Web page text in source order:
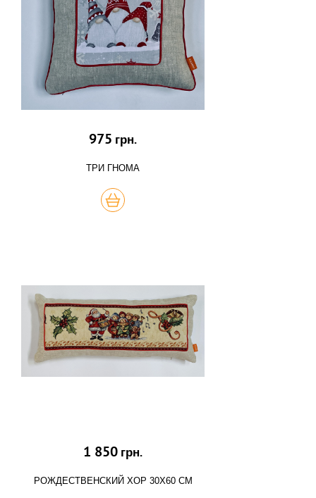
975 грн.
ТРИ ГНОМА
КУПИТЬ
1 850 грн.
РОЖДЕСТВЕНСКИЙ ХОР 30Х60 СМ